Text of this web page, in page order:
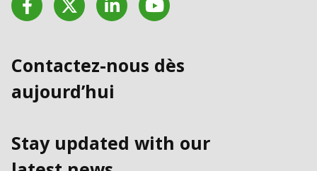
Contactez-nous dès
aujourd’hui
Stay updated with our